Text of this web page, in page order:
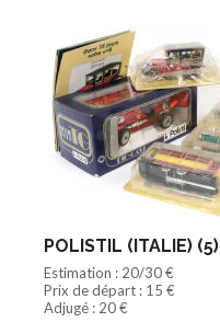
POLISTIL (ITALIE) (5)
Estimation : 20/30 €
Prix de départ : 15 €
Adjugé : 20 €